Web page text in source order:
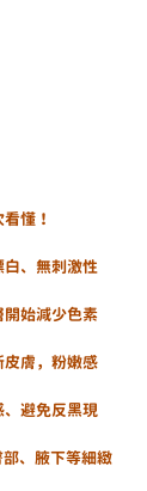
懂！